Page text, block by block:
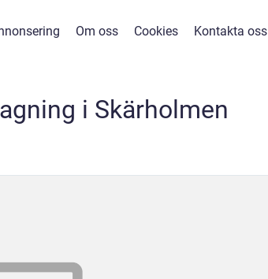
Om oss Cookies Kontakta oss
i Skärholmen